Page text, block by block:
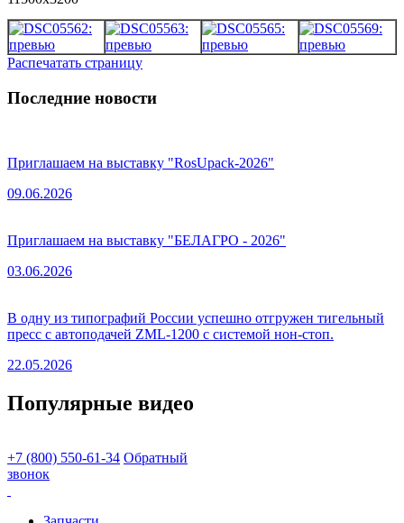
Распечатать страницу
Последние новости
Приглашаем на выставку "RosUpack-2026"
09.06.2026
Приглашаем на выставку "БЕЛАГРО - 2026"
03.06.2026
В одну из типографий России успешно отгружен тигельный
пресс с автоподачей ZML-1200 с системой нон-стоп.
22.05.2026
Популярные видео
+7 (800) 550-61-34 Обратный
звонок